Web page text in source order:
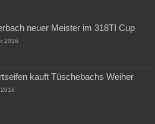
neuer Meister im 318TI Cup
2016
kauft Tüschebachs Weiher